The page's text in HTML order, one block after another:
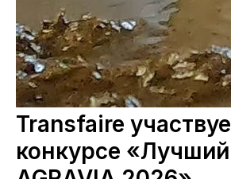
Transfaire
конкурсе